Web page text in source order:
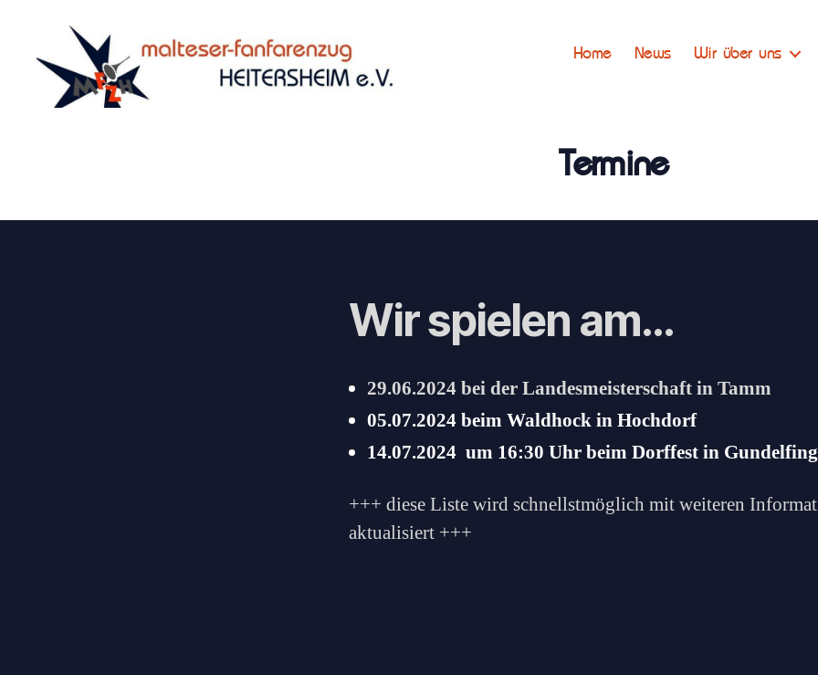
Home News Wir über uns
Termine
Wir spielen am…
29.06.2024 bei der Landesmeisterschaft in Tamm
05.07.2024 beim Waldhock in Hochdorf
14.07.2024 um 16:30 Uhr beim Dorffest in
+++ diese Liste wird schnellstmöglich mit weiteren
aktualisiert +++